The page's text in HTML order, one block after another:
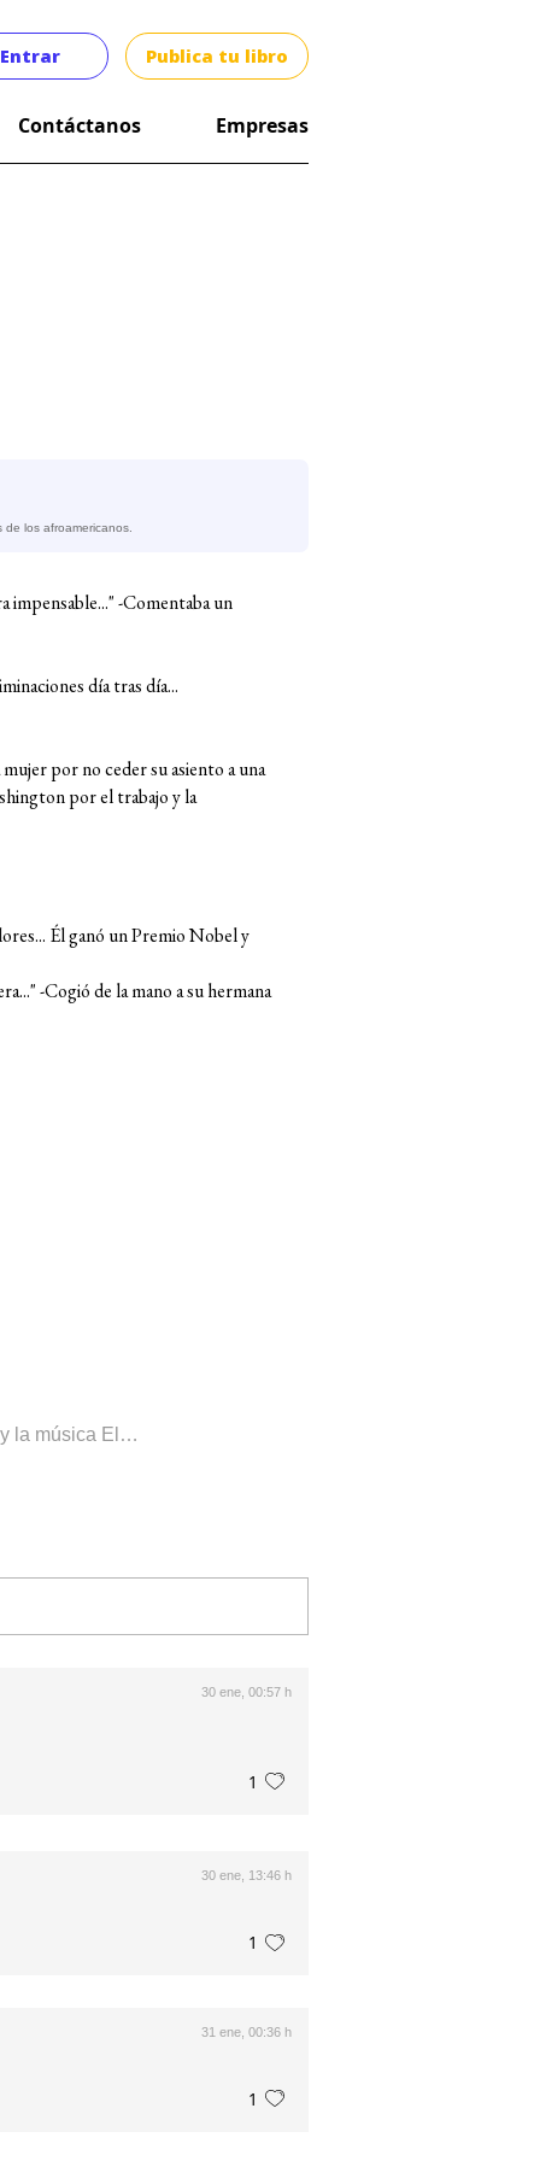
Entrar Publica tu libro
Contáctanos Empresas
los afroamericanos.
impensable..." -Comentaba un
día tras día...
por no ceder su asiento a una
por el trabajo y la
Él ganó un Premio Nobel y
-Cogió de la mano a su hermana
la música El…
30 ene, 00:57 h
1
30 ene, 13:46 h
1
31 ene, 00:36 h
1